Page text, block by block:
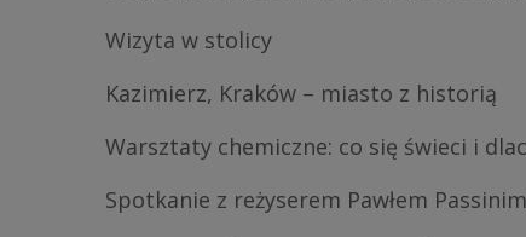
Wizyta w stolicy
Kazimierz, Kraków – miasto z historią
Warsztaty chemiczne: co się świeci i
Spotkanie z reżyserem Pawłem